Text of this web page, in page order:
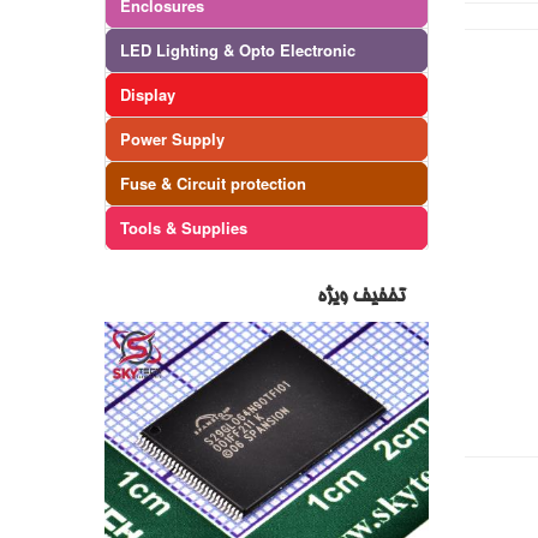
Enclosures
LED Lighting & Opto Electronic
Display
Power Supply
Fuse & Circuit protection
Tools & Supplies
تخفیف ویژه